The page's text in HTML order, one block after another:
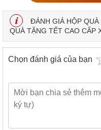
ĐÁNH GIÁ HỘP
QUÀ TẶNG TẾT CAO CẤP
Chọn đánh giá của bạn